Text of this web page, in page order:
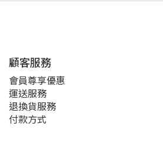
顧客服務
會員尊享優惠
運送服務
退換貨服務
付款方式